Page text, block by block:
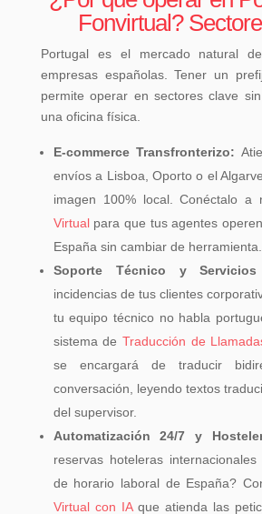
Fonvirtual?
Portugal es el mercado natural
empresas españolas. Tener un
permite operar en sectores clave
una oficina física.
E-commerce Transfronterizo:
envíos a Lisboa, Oporto o el
imagen 100% local. Conéctalo
Virtualpara que tus agentes
España sin cambiar de herramienta.
Soporte Técnico y Servicios
incidencias de tus clientes
tu equipo técnico no habla
sistema deTraducción de
se encargará de traducir
conversación, leyendo textos
del supervisor.
Automatización 24/7 y
reservas hoteleras
de horario laboral de España?
Virtual con IAque atienda las